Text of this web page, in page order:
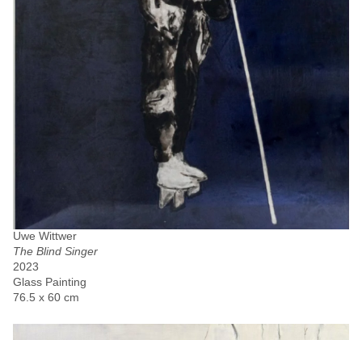
Uwe Wittwer
The Blind Singer
2023
Glass Painting
76.5 x 60 cm